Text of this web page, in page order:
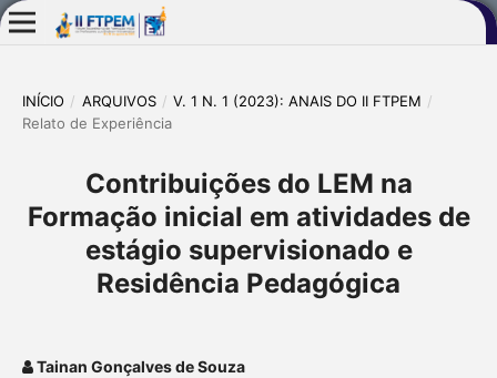
INÍCIO / ARQUIVOS / V. 1 N. 1 (2023): ANAIS DO II FTPEM /
Relato de Experiência
Contribuições do LEM na
Formação inicial em atividades de
estágio supervisionado e
Residência Pedagógica
Tainan Gonçalves de Souza